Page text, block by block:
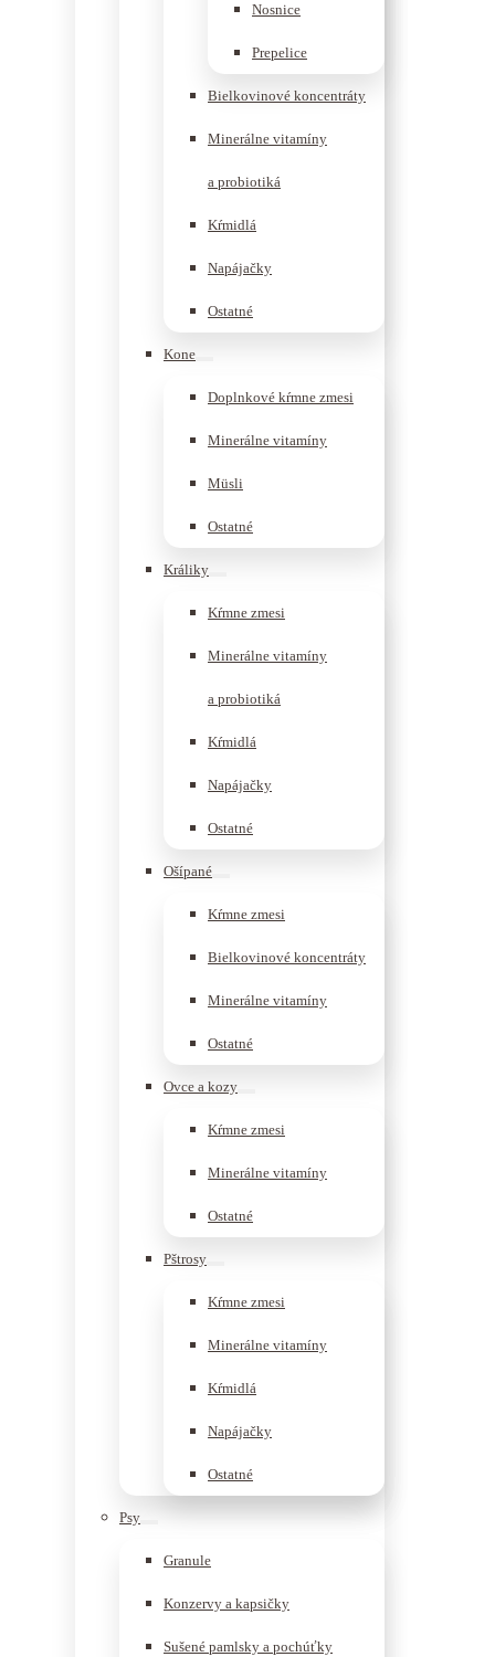
Nosnice
Prepelice
Bielkovinové koncentráty
Minerálne vitamíny
a probiotiká
Kŕmidlá
Napájačky
Ostatné
Kone
Doplnkové kŕmne zmesi
Minerálne vitamíny
Müsli
Ostatné
Králiky
Kŕmne zmesi
Minerálne vitamíny
a probiotiká
Kŕmidlá
Napájačky
Ostatné
Ošípané
Kŕmne zmesi
Bielkovinové koncentráty
Minerálne vitamíny
Ostatné
Ovce a kozy
Kŕmne zmesi
Minerálne vitamíny
Ostatné
Pštrosy
Kŕmne zmesi
Minerálne vitamíny
Kŕmidlá
Napájačky
Ostatné
Psy
Granule
Konzervy a kapsičky
Sušené pamlsky a pochúťky